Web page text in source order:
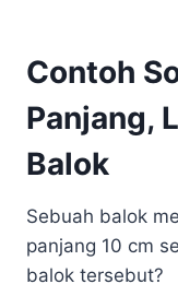
Contoh
Panjang,
Balok
Sebuah balok
panjang 10 cm
balok tersebut?